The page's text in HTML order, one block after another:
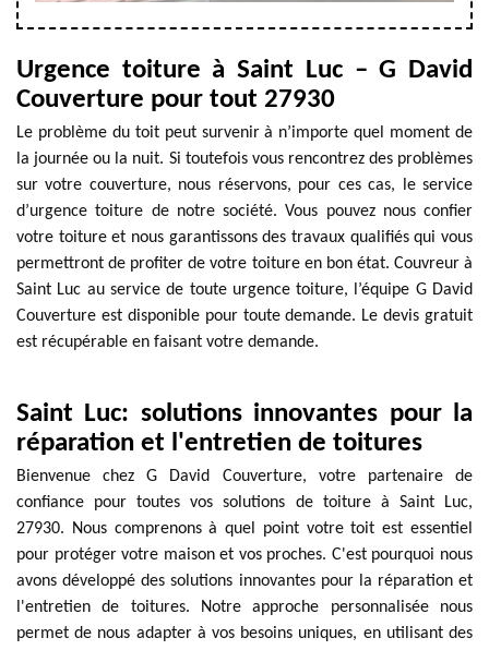
Urgence toiture à Saint Luc – G David
Couverture pour tout 27930
Le problème du toit peut survenir à n’importe quel moment de
la journée ou la nuit. Si toutefois vous rencontrez des problèmes
sur votre couverture, nous réservons, pour ces cas, le service
d’urgence toiture de notre société. Vous pouvez nous confier
votre toiture et nous garantissons des travaux qualifiés qui vous
permettront de profiter de votre toiture en bon état. Couvreur à
Saint Luc au service de toute urgence toiture, l’équipe G David
Couverture est disponible pour toute demande. Le devis gratuit
est récupérable en faisant votre demande.
Saint Luc: solutions innovantes pour la
réparation et l'entretien de toitures
Bienvenue chez G David Couverture, votre partenaire de
confiance pour toutes vos solutions de toiture à Saint Luc,
27930. Nous comprenons à quel point votre toit est essentiel
pour protéger votre maison et vos proches. C'est pourquoi nous
avons développé des solutions innovantes pour la réparation et
l'entretien de toitures. Notre approche personnalisée nous
permet de nous adapter à vos besoins uniques, en utilisant des